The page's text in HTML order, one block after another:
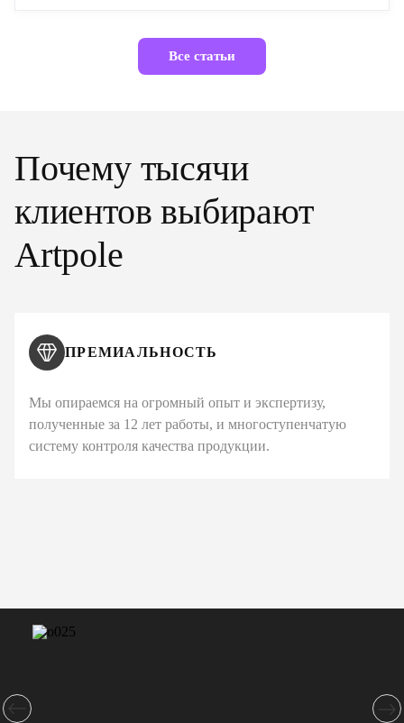
Все статьи
Почему тысячи
клиентов выбирают
Artpole
ПРЕМИАЛЬНОСТЬ
Мы опираемся на огромный опыт и экспертизу,
полученные за 12 лет работы, и многоступенчатую
систему контроля качества продукции.